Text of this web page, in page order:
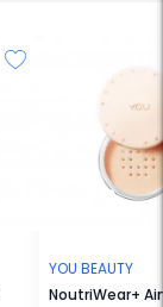
YOU BEAUTY
NoutriWear+